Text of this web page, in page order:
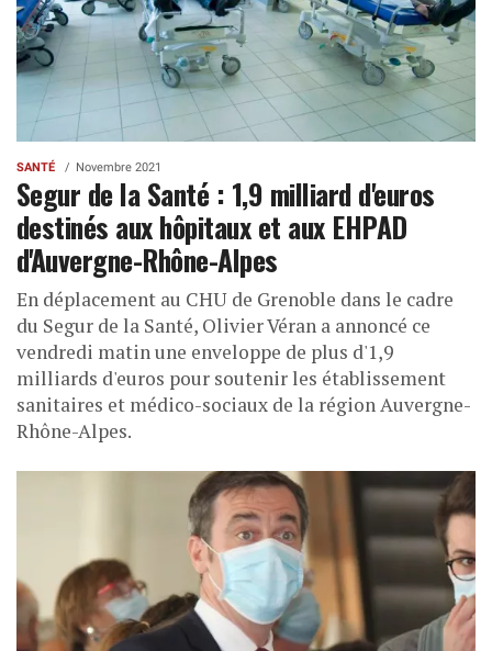
SANTÉ Novembre 2021
Segur de la Santé : 1,9 milliard d'euros
destinés aux hôpitaux et aux EHPAD
d'Auvergne-Rhône-Alpes
En déplacement au CHU de Grenoble dans le cadre
du Segur de la Santé, Olivier Véran a annoncé ce
vendredi matin une enveloppe de plus d'1,9
milliards d'euros pour soutenir les établissement
sanitaires et médico-sociaux de la région Auvergne-
Rhône-Alpes.